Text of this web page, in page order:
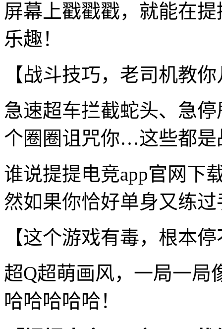
屏幕上戳戳戳，就能在
乐趣！
【战斗技巧，老司机教
急速超车拦截蛇头、急
个圈圈诅咒你…这些都是
谁说提提电竞app官网下
然如果你恰好单身又练
【这个游戏有毒，根本
超Q超萌画风，一局一局
哈哈哈哈哈！